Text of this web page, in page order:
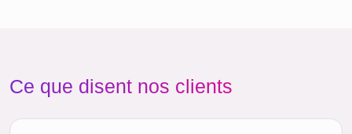
Ce que disent nos clients